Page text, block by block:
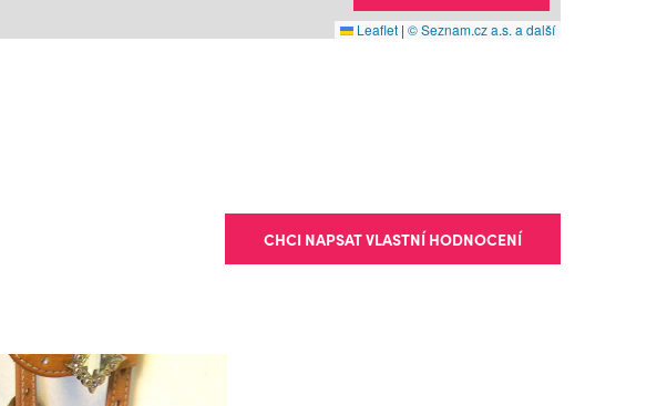
Leaflet | © Seznam.cz a.s. a další
CHCI NAPSAT VLASTNÍ HODNOCENÍ